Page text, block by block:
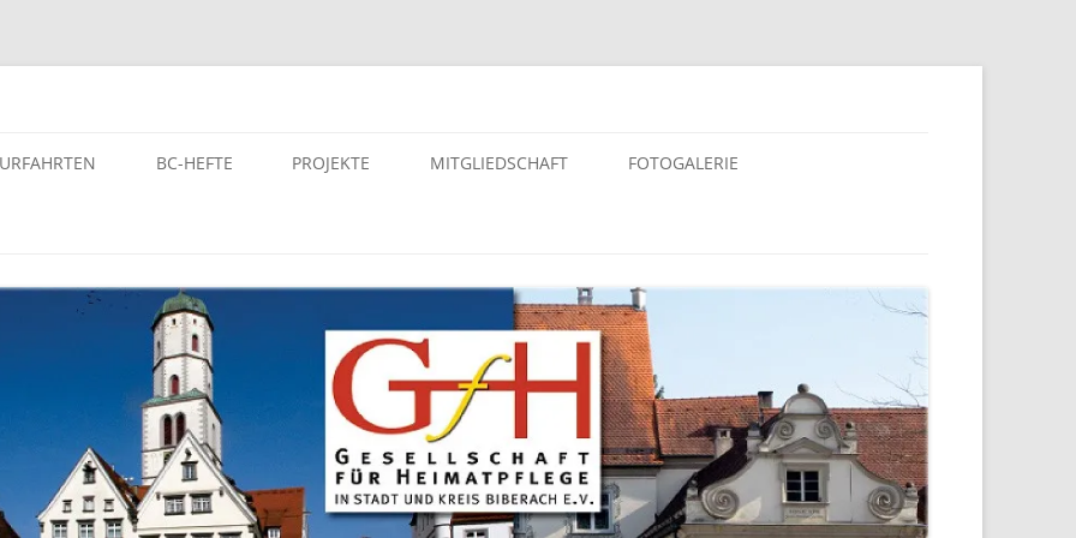
BUCHUNGEN
BC-HEFTE
AUTORINNEN DER GFH
MANUSKRIPTE UND HONORARE
HEFT KAUFEN
PROJEKTE
GEDENKBUCH DER
NS-“EUTHANASIE”-OPFER
OPFERLISTE – DER NS-
„EUTHANASIE“-OPFER KREIS
BIBERACH
MITGLIEDSCHAFT FOTOGALERIE
KALENDER 2019